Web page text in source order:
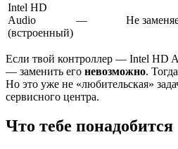
Intel HD
Audio
(встроенный)
— Не
Если твой контроллер — Intel HD
— заменить его невозможно.
Но это уже не «любительская»
сервисного центра.
Что тебе понадобится